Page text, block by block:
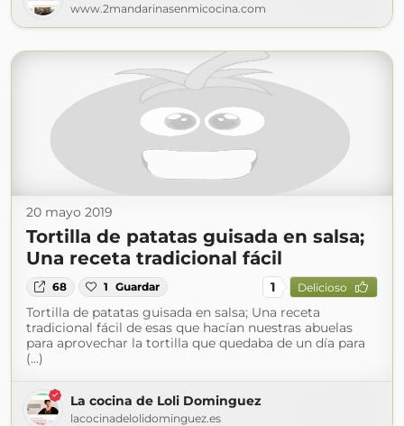
www.2mandarinasenmicocina.com
20 mayo 2019
Tortilla de patatas guisada en salsa;
Una receta tradicional fácil
68 1 Guardar 1 Delicioso
Tortilla de patatas guisada en salsa; Una receta
tradicional fácil de esas que hacían nuestras abuelas
para aprovechar la tortilla que quedaba de un día para
(...)
La cocina de Loli Dominguez
lacocinadelolidominguez.es